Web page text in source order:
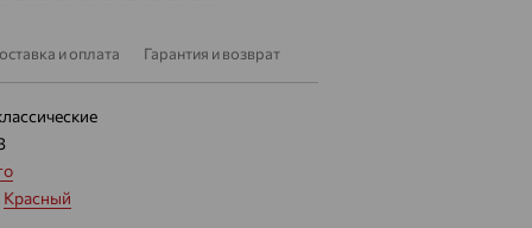
и оплата Гарантия и возврат
Красный